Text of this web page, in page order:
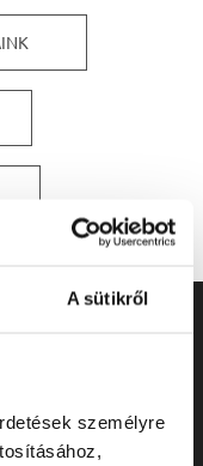
A sütikről
személyre